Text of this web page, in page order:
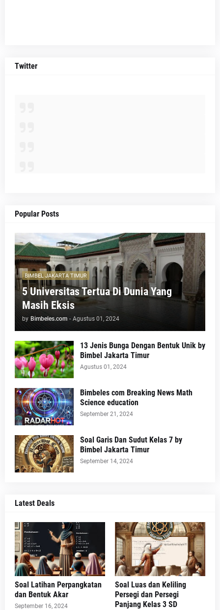
Twitter
Popular Posts
BIMBEL JAKARTA TIMUR
5 Universitas Tertua Di Dunia Yang
Masih Eksis
by Bimbeles.com - Agustus 01, 2024
13 Jenis Bunga Dengan Bentuk Unik by
Bimbel Jakarta Timur
Agustus 01, 2024
Bimbeles com Breaking News Math
Science education
September 21, 2024
Soal Garis Dan Sudut Kelas 7 by
Bimbel Jakarta Timur
September 14, 2024
Latest Deals
Soal Latihan Perpangkatan
dan Bentuk Akar
September 16, 2024
Soal Luas dan Keliling
Persegi dan Persegi
Panjang Kelas 3 SD